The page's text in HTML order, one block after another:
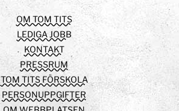
FacebookInstagram
Youtube
OM TOM TITS
LEDIGA JOBB
KONTAKT
PRESSRUM
TOM TITS FÖRSKOLA
PERSONUPPGIFTER